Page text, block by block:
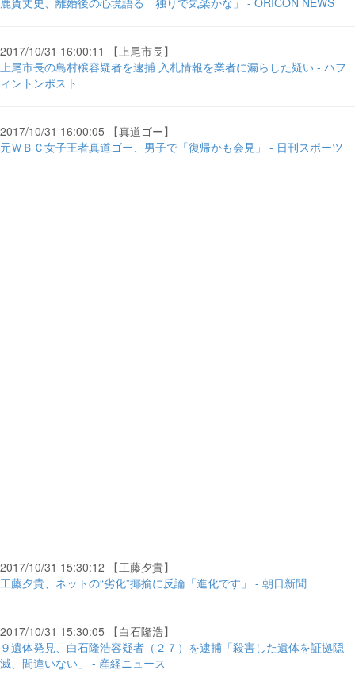
2017/10/31 16:00:11 【上尾市長】
上尾市長の島村穣容疑者を逮捕 入札情報を業者に漏らした疑い - ハフ
ィントンポスト
2017/10/31 16:00:05 【真道ゴー】
元ＷＢＣ女子王者真道ゴー、男子で「復帰かも会見」 - 日刊スポーツ
2017/10/31 15:30:12 【工藤夕貴】
工藤夕貴、ネットの“劣化”揶揄に反論「進化です」 - 朝日新聞
2017/10/31 15:30:05 【白石隆浩】
９遺体発見、白石隆浩容疑者（２７）を逮捕「殺害した遺体を証拠隠
滅、間違いない」 - 産経ニュース